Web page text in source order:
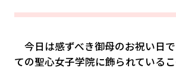
今日は感ずべき御母のお祝い日
ての聖心女子学院に飾られている